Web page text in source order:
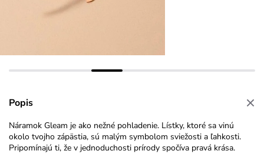
Popis
Náramok Gleam je ako nežné pohladenie. Lístky, ktoré sa vinú
okolo tvojho zápästia, sú malým symbolom sviežosti a ľahkosti.
Pripomínajú ti, že v jednoduchosti prírody spočíva pravá krása.